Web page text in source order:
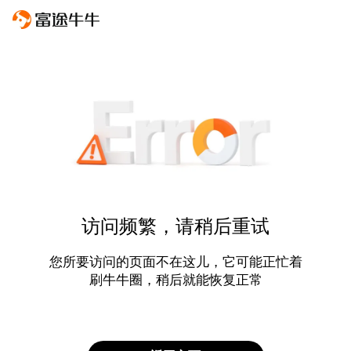
访问频繁，请稍后重试
您所要访问的页面不在这儿，它可能正忙着
刷牛牛圈，稍后就能恢复正常